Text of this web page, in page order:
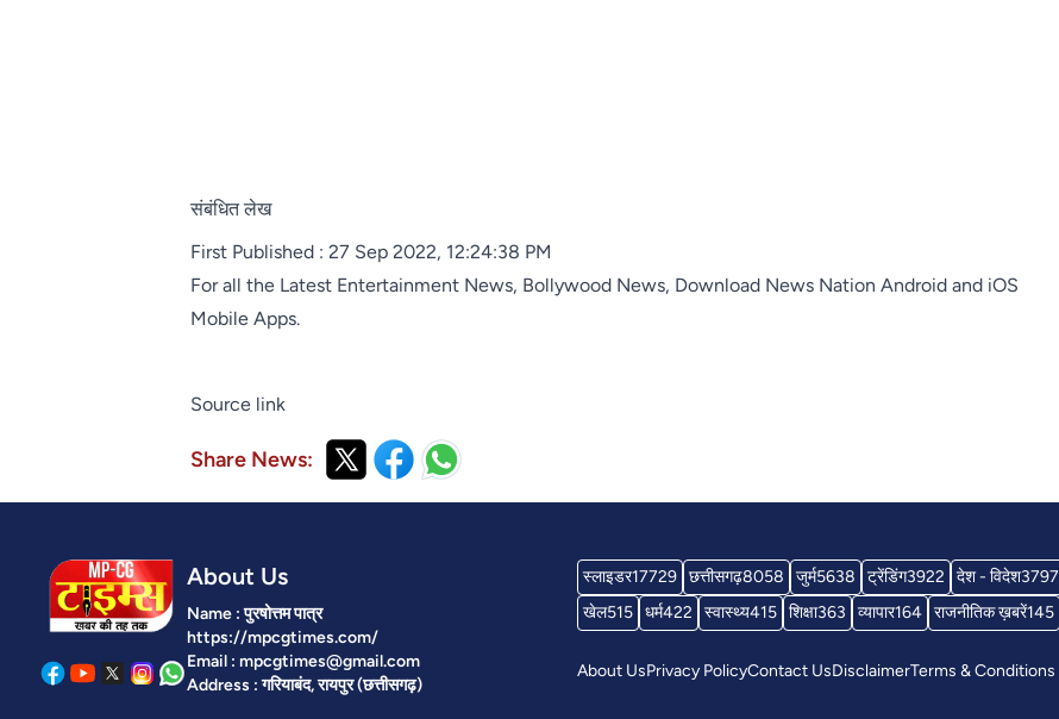
संबंधित लेख
First Published : 27 Sep 2022, 12:24:38 PM
For all the Latest Entertainment News, Bollywood News, Download News Nation Android and iOS
Mobile Apps.
Source link
Share News:
About Us
Name : पुरषोत्तम पात्र
https://mpcgtimes.com/
Email : mpcgtimes@gmail.com
Address : गरियाबंद, रायपुर (छत्तीसगढ़)
स्लाइडर17729 छत्तीसगढ़8058 जुर्म5638 ट्रेंडिंग3922 देश - विदेश3797
खेल515 धर्म422 स्वास्थ्य415 शिक्षा363 व्यापार164 राजनीतिक ख़बरें145
About UsPrivacy PolicyContact UsDisclaimerTerms & Conditions